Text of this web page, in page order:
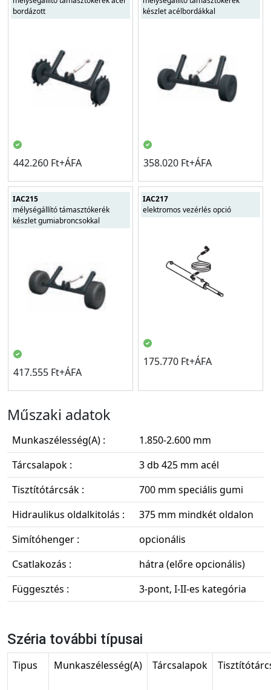
bordázott
442.260 Ft+ÁFA
készlet acélbordákkal
358.020 Ft+ÁFA
IAC215
mélységállító támasztókerék
készlet gumiabroncsokkal
417.555 Ft+ÁFA
IAC217
elektromos vezérlés opció
175.770 Ft+ÁFA
Műszaki adatok
Munkaszélesség(A) :
1.850-2.600 mm
Tárcsalapok :
3 db 425 mm acél
Tisztítótárcsák :
700 mm speciális gumi
Hidraulikus oldalkitolás :
375 mm mindkét oldalon
Simítóhenger :
opcionális
Csatlakozás :
hátra (előre opcionális)
Függesztés :
3-pont, I-II-es kategória
Széria további típusai
Tipus Munkaszélesség(A) Tárcsalapok